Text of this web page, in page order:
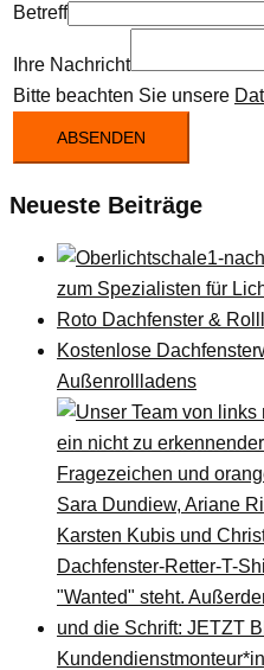
Betreff
Ihre Nachricht
Bitte beachten Sie unsere
ABSENDEN
Neueste Beiträge
zum Spezialisten für
Roto Dachfenster &
Kostenlose
Außenrollladens